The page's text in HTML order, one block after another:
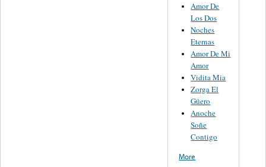
Amor De
Los Dos
Noches
Eternas
Amor De Mi
Amor
Vidita Mia
Zorga El
Güero
Anoche
Soñe
Contigo
More